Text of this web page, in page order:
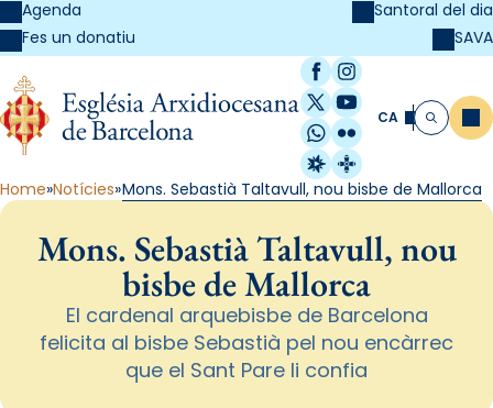
Agenda
Fes un donatiu
Santoral del dia
SAVA
Facebook
Instagram
X / Twitter
YouTube
WhatsApp
Flickr
Radio Estel
Catalunya
CA Cerca
Home Notícies Mons. Sebastià Taltavull, nou bisbe de Mallorca
Mons. Sebastià Taltavull, nou
bisbe de Mallorca
El cardenal arquebisbe de Barcelona
felicita al bisbe Sebastià pel nou encàrrec
que el Sant Pare li confia